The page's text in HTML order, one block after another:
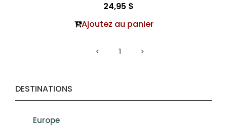
DESTINATIONS
Europe
24,95 $
Ajoutez au panier
1